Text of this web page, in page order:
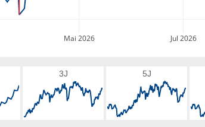
Mai 2026 Jul 2026
3J 5J